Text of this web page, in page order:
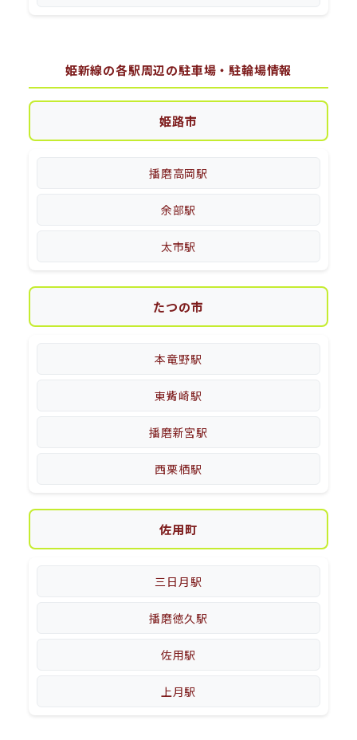
姫新線の各駅周辺の駐車場・駐輪場情報
姫路市
播磨高岡駅
余部駅
太市駅
たつの市
本竜野駅
東觜崎駅
播磨新宮駅
西栗栖駅
佐用町
三日月駅
播磨徳久駅
佐用駅
上月駅